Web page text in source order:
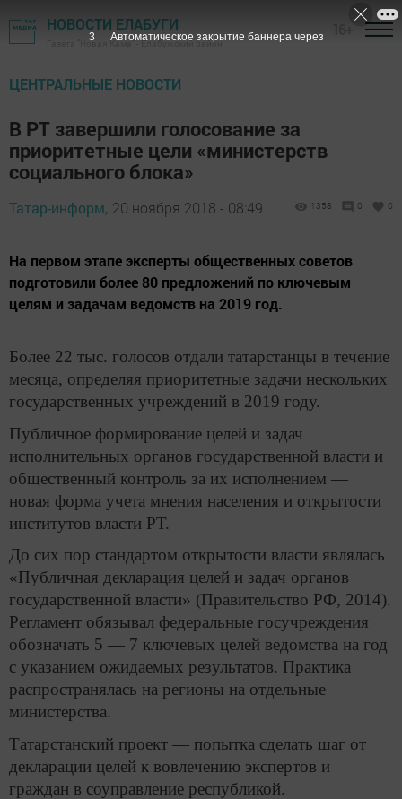
НОВОСТИ ЕЛАБУГИ
Газета "Новая Кама" - Елабужский район
ЦЕНТРАЛЬНЫЕ НОВОСТИ
В РТ завершили голосование за
приоритетные цели «министерств
социального блока»
Татар-информ, 20 ноября 2018 - 08:49 1358 0 0
На первом этапе эксперты общественных советов
подготовили более 80 предложений по ключевым
целям и задачам ведомств на 2019 год.
Более 22 тыс. голосов отдали татарстанцы в течение
месяца, определяя приоритетные задачи нескольких
государственных учреждений в 2019 году.
Публичное формирование целей и задач
исполнительных органов государственной власти и
общественный контроль за их исполнением —
новая форма учета мнения населения и открытости
институтов власти РТ.
До сих пор стандартом открытости власти являлась
«Публичная декларация целей и задач органов
государственной власти» (Правительство РФ, 2014).
Регламент обязывал федеральные госучреждения
обозначать 5 — 7 ключевых целей ведомства на год
с указанием ожидаемых результатов. Практика
распространялась на регионы на отдельные
министерства.
Татарстанский проект — попытка сделать шаг от
декларации целей к вовлечению экспертов и
граждан в соуправление республикой.
1 Автоматическое закрытие баннера через